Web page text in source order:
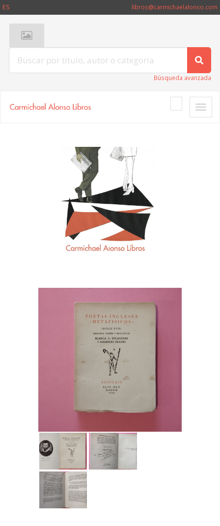
ES libros@carmichaelalonso.com
Búsqueda avanzada
Toggle